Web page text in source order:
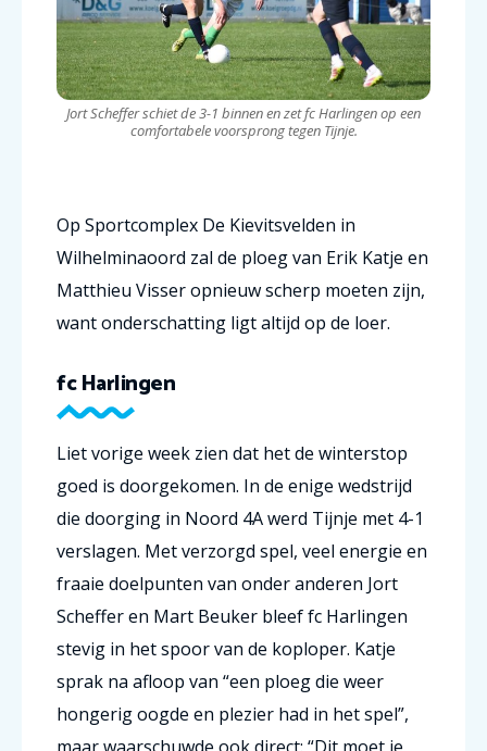
Jort Scheffer schiet de 3-1 binnen en zet fc Harlingen op een
comfortabele voorsprong tegen Tijnje.
Op Sportcomplex De Kievitsvelden in
Wilhelminaoord zal de ploeg van Erik Katje en
Matthieu Visser opnieuw scherp moeten zijn,
want onderschatting ligt altijd op de loer.
fc Harlingen
Liet vorige week zien dat het de winterstop
goed is doorgekomen. In de enige wedstrijd
die doorging in Noord 4A werd Tijnje met 4-1
verslagen. Met verzorgd spel, veel energie en
fraaie doelpunten van onder anderen Jort
Scheffer en Mart Beuker bleef fc Harlingen
stevig in het spoor van de koploper. Katje
sprak na afloop van “een ploeg die weer
hongerig oogde en plezier had in het spel”,